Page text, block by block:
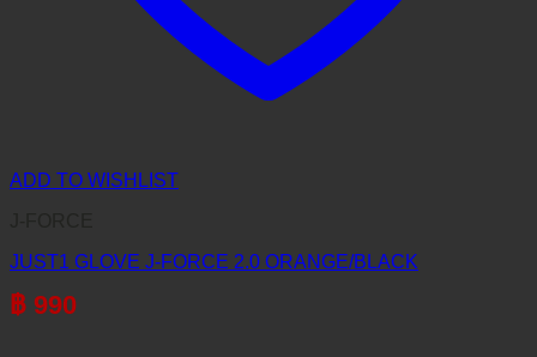
ADD TO WISHLIST
JUST1 GLOVE J-FORCE 2.0 ORANGE/BLACK
฿ 990